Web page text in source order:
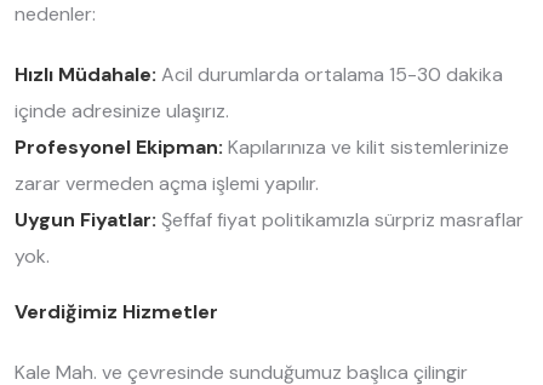
nedenler:
Hızlı Müdahale: Acil durumlarda ortalama 15-30 dakika
içinde adresinize ulaşırız.
Profesyonel Ekipman: Kapılarınıza ve kilit sistemlerinize
zarar vermeden açma işlemi yapılır.
Uygun Fiyatlar: Şeffaf fiyat politikamızla sürpriz masraflar
yok.
Verdiğimiz Hizmetler
Kale Mah. ve çevresinde sunduğumuz başlıca çilingir